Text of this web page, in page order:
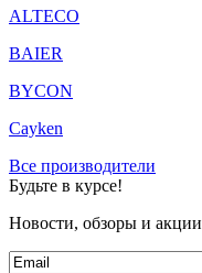
ALTECO
BAIER
BYCON
Cayken
Все производители
Будьте в курсе!
Новости, обзоры и акции